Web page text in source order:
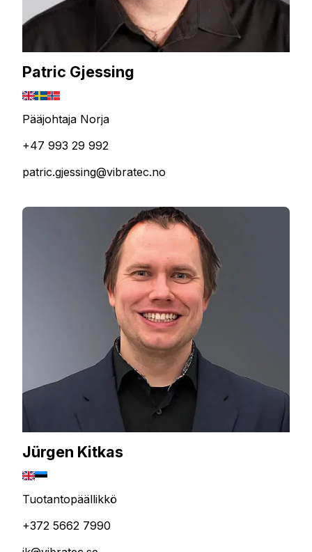
Patric Gjessing
Pääjohtaja Norja
+47 993 29 992
patric.gjessing@vibratec.no
Jürgen Kitkas
Tuotantopäällikkö
+372 5662 7990